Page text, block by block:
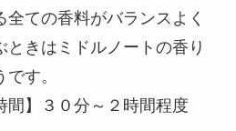
全ての香料がバランスよく
きはミドルノートの香り
す。
間】３０分～２時間程度